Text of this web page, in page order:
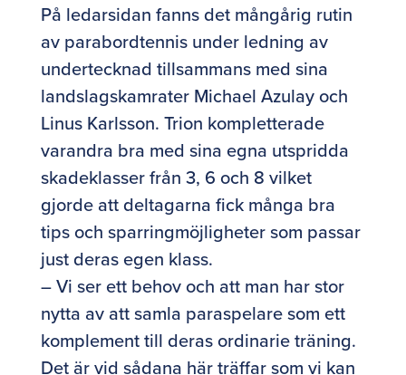
På ledarsidan fanns det mångårig rutin
av parabordtennis under ledning av
undertecknad tillsammans med sina
landslagskamrater Michael Azulay och
Linus Karlsson. Trion kompletterade
varandra bra med sina egna utspridda
skadeklasser från 3, 6 och 8 vilket
gjorde att deltagarna fick många bra
tips och sparringmöjligheter som passar
just deras egen klass.
– Vi ser ett behov och att man har stor
nytta av att samla paraspelare som ett
komplement till deras ordinarie träning.
Det är vid sådana här träffar som vi kan